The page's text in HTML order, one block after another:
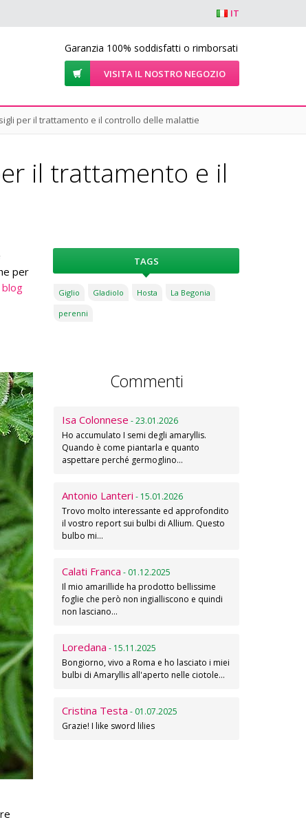
IT
Garanzia 100% soddisfatti o rimborsati
VISITA IL NOSTRO NEGOZIO
per il trattamento e il controllo delle malattie
il trattamento e il
per
TAGS
Giglio Gladiolo Hosta
La Begonia
perenni
Commenti
Isa Colonnese - 23.01.2026
Ho accumulato I semi degli amaryllis.
Quando è come piantarla e quanto
aspettare perché germoglino…
Antonio Lanteri - 15.01.2026
Trovo molto interessante ed approfondito
il vostro report sui bulbi di Allium. Questo
bulbo mi…
Calati Franca - 01.12.2025
Il mio amarillide ha prodotto bellissime
foglie che però non ingialliscono e quindi
non lasciano…
Loredana - 15.11.2025
Bongiorno, vivo a Roma e ho lasciato i miei
bulbi di Amaryllis all'aperto nelle ciotole…
Cristina Testa - 01.07.2025
Grazie! I like sword lilies